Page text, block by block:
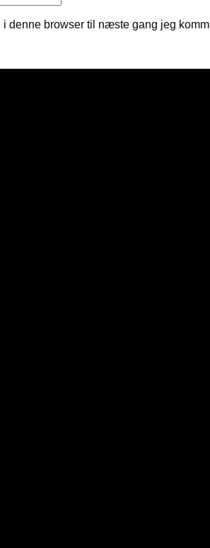
denne browser til næste gang jeg